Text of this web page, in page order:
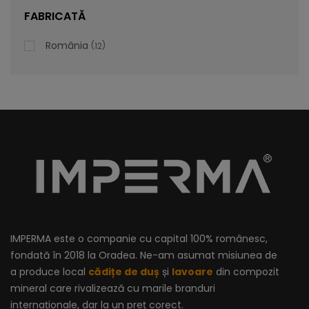
De la996,47
FABRICATĂ
România 12
IMPERMA este o companie cu capital 100% românesc,
fondată în 2018 la Oradea. Ne-am asumat misiunea de
a produce local cădițe de duș și lavoare din compozit
mineral care rivalizează cu marile branduri
internaționale, dar la un preț corect.